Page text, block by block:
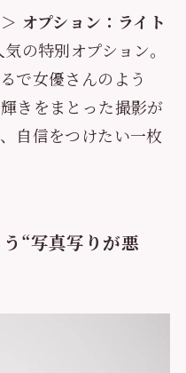
オプション：ライト
の特別オプション。
で女優さんのよう
きをまとった撮影が
自信をつけたい一枚
“写真写りが悪